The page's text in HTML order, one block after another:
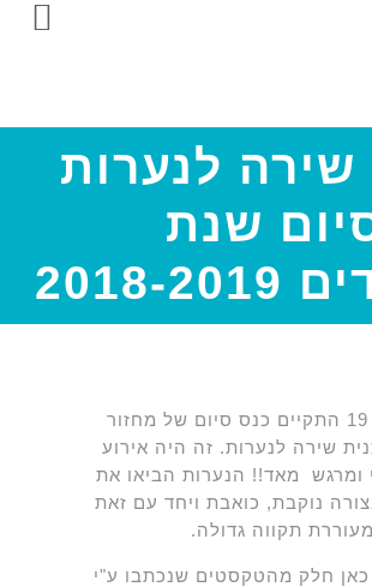
שירה לנערות
שנת
2019
ב-18 יוני 19 התקיים כנס סיום של מחזור
שירה לנערות. זה היה אירוע
ומרגש מאד!! הנערות הביאו את
נוקבת, כואבת ויחד עם זאת
תקווה גדולה.
כאן חלק מהטקסטים שנכתבו ע"י